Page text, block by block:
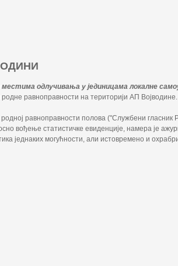
одлучивања у јединицама локалне
равноправности на територији АП Војводине.
равноправности полова ("Службени гласник
вођење статистичке евиденције, намера је
једнаких могућности, али истовремено и